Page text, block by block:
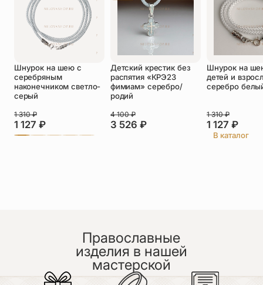
Оставить отзыв
Подтверждаю свое согласие с
политикой конфиденциальностии даю
согласие на обработку персональных
данных
Пока нет отзывов. Будьте первым!
Шнурок на шею с
серебряным
наконечником светло-
серый
1 127 ₽
1 310₽
Детский крестик без
распятия «КРЭ23
фимиам» серебро/
родий
3 526 ₽
4 100₽
Шнурок на
детей и
серебро
1 127 ₽
1 310₽
В каталог
Православные
изделия в нашей
мастерской